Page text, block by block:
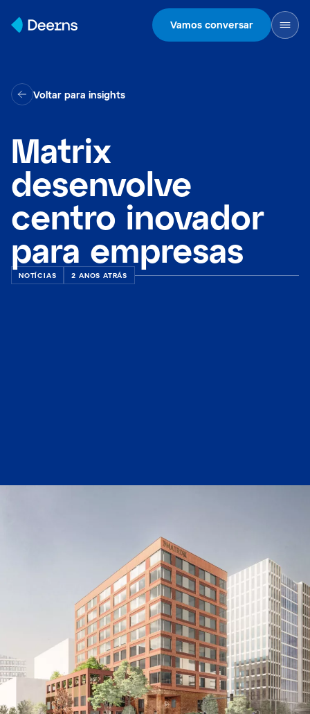
Vamos conversar
Voltar para insights
Matrix
desenvolve
centro inovador
para empresas
NOTÍCIAS 2 ANOS ATRÁS